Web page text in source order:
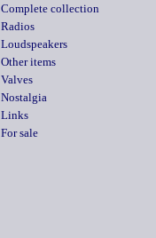
Complete collection
Radios
Loudspeakers
Other items
Valves
Nostalgia
Links
For sale